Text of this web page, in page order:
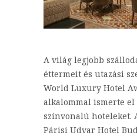
A világ legjobb
éttermeit és utazási
World Luxury Hotel
alkalommal ismerte el
színvonalú hoteleket.
Párisi Udvar Hotel